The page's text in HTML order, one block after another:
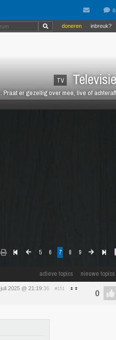
TV Televisie
Praat er gezellig over mee, live of achteraf!
inbreuk?
doneren
5 6 7 8 9
actieve topics nieuwe topics
2025 @ 21:19:36 #151